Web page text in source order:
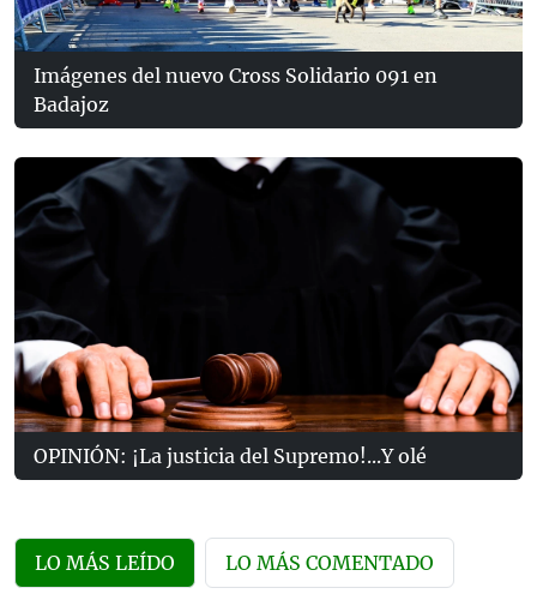
Imágenes del nuevo Cross Solidario 091 en
Badajoz
OPINIÓN: ¡La justicia del Supremo!...Y olé
LO MÁS LEÍDO LO MÁS COMENTADO